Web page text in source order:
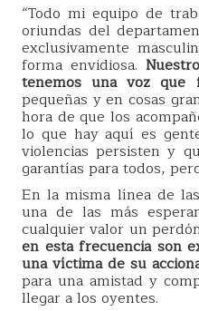
“Todo mi equipo de
oriundas del
exclusivamente
forma envidiosa.
tenemos una voz que
pequeñas y en cosas
hora de que los
lo que hay aquí es
violencias persisten y
garantías para todos,
En la misma línea de
una de las más
cualquier valor un
en esta frecuencia son
una víctima de su
para una amistad y
llegar a los oyentes.